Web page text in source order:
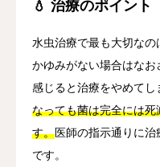
💧 治療のポイント
水虫治療で最も大切なの
かゆみがない場合はな
感じると治療をやめてし
なっても菌は完全には
す。医師の指示通りに
です。